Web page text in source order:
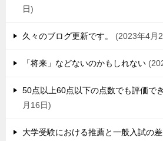
日
久々のブログ更新です。 2023年4月
「将来」などないのかもしれない
50点以上60点以下の点数でも評価で
月16日
大学受験における推薦と一般入試の差